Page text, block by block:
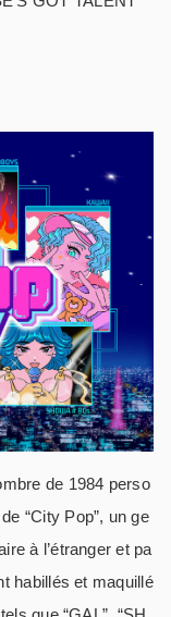
de 1984 perso
“City Pop”, un ge
à l’étranger et pa
habillés et maquillé